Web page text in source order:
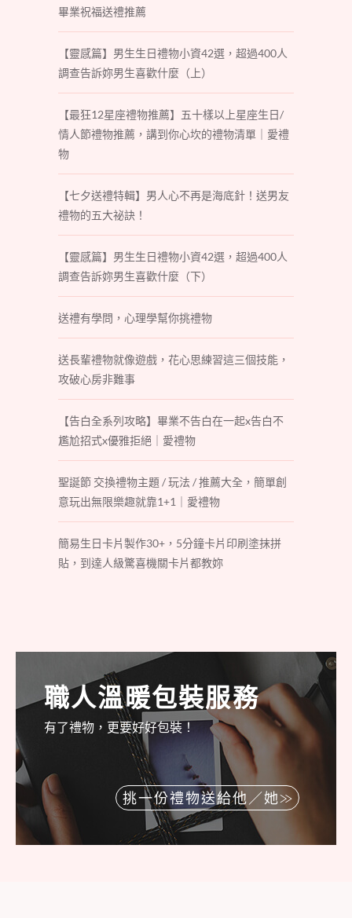
畢業祝福送禮推薦
【靈感篇】男生生日禮物小資42選，超過400人
調查告訴妳男生喜歡什麼（上）
【最狂12星座禮物推薦】五十樣以上星座生日/
情人節禮物推薦，講到你心坎的禮物清單｜愛禮
物
【七夕送禮特輯】男人心不再是海底針！送男友
禮物的五大祕訣！
【靈感篇】男生生日禮物小資42選，超過400人
調查告訴妳男生喜歡什麼（下）
送禮有學問，心理學幫你挑禮物
送長輩禮物就像遊戲，花心思練習這三個技能，
攻破心房非難事
【告白全系列攻略】畢業不告白在一起x告白不
尷尬招式x優雅拒絕｜愛禮物
聖誕節 交換禮物主題 / 玩法 / 推薦大全，簡單創
意玩出無限樂趣就靠1+1｜愛禮物
簡易生日卡片製作30+，5分鐘卡片印刷塗抹拼
貼，到達人級驚喜機關卡片都教妳
職人溫暖包裝服務
有了禮物，更要好好包裝！
挑一份禮物送給他／她